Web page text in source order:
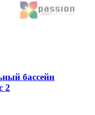
бассейн
2